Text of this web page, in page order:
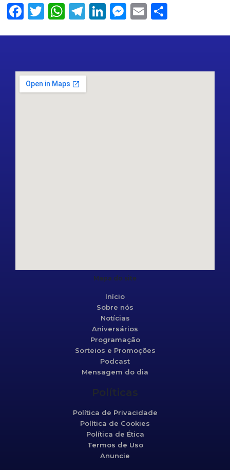
Facebook
Twitter
WhatsApp
Telegram
LinkedIn
Messenger
Email
Mapa do site
Início
Sobre nós
Notícias
Aniversários
Programação
Sorteios e Promoções
Podcast
Mensagem do dia
Políticas
Política de Privacidade
Política de Cookies
Política de Ética
Termos de Uso
Anuncie